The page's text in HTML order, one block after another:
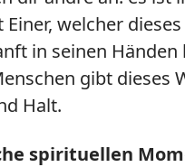
welcher dieses
in seinen Händen
gibt dieses
Halt.
spirituellen